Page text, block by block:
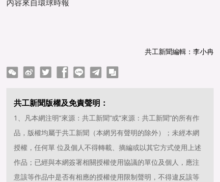
内容來自環球時報
共工新聞編輯：李小冉
linetelegram copy
共工新聞版權及免責聲明：
1、凡本網注明“來源：共工新聞”或“來源：共工新聞”的所有作
品，版權均屬于共工新聞（本網另有聲明的除外）；未經本網
授權，任何單 位及個人不得轉載、摘編或以其它方式使用上述
作品；已經與本網簽署相關授權使用協議的單位及個人，應注
意該等作品中是否有相應的授權使用限制聲明，不得違反該等